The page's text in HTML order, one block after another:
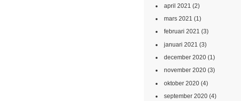
april 2021 (2)
mars 2021 (1)
februari 2021 (3)
januari 2021 (3)
december 2020(1)
november 2020(3)
oktober 2020(4)
september 2020(4)